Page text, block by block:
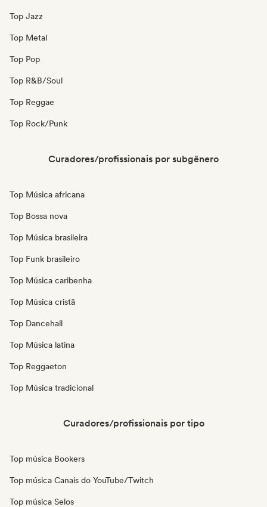
Top Jazz
Top Metal
Top Pop
Top R&B/Soul
Top Reggae
Top Rock/Punk
Curadores/profissionais por subgênero
Top Música africana
Top Bossa nova
Top Música brasileira
Top Funk brasileiro
Top Música caribenha
Top Música cristã
Top Dancehall
Top Música latina
Top Reggaeton
Top Música tradicional
Curadores/profissionais por tipo
Top música Bookers
Top música Canais do YouTube/Twitch
Top música Selos